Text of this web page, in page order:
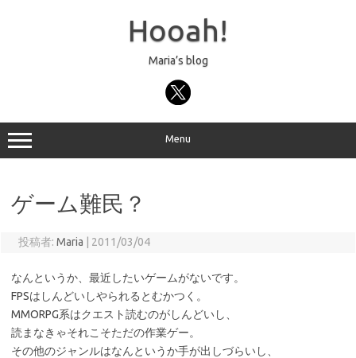
Hooah!
Maria’s blog
Menu
ゲーム難民？
投稿者: Maria 2011/03/04
なんというか、最近したいゲームがないです。
FPSはしんどいしやられるとむかつく。
MMORPG系はクエスト読むのがしんどいし、
読まなきゃそれこそただの作業ゲー。
その他のジャンルはなんというか手が出しづらいし、